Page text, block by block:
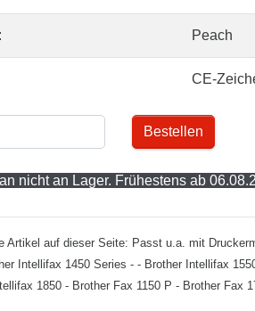
Peach
CE-
Bestellen
nicht an Lager. Frühestens ab
Artikel auf dieser Seite: Passt u.a. mit
Intellifax 1450 Series - - Brother Intellifax
1850 - Brother Fax 1150 P - Brother Fax